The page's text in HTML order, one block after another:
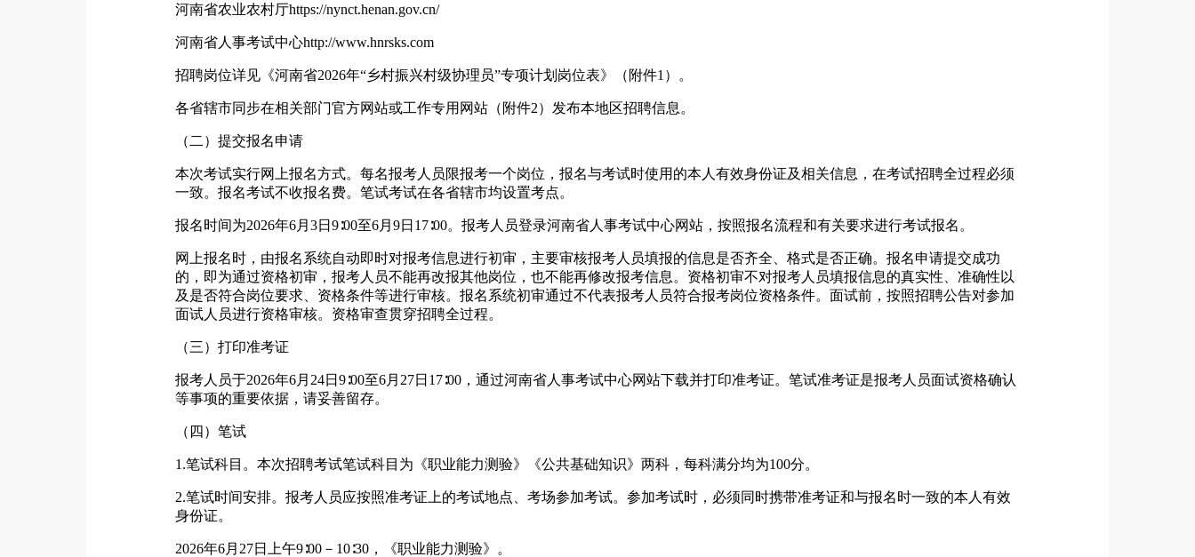
河南省农业农村厅https://nynct.henan.gov.cn/
河南省人事考试中心http://www.hnrsks.com
招聘岗位详见《河南省2026年“乡村振兴村级协理员”专项计划岗位表》（附件1）。
各省辖市同步在相关部门官方网站或工作专用网站（附件2）发布本地区招聘信息。
（二）提交报名申请
本次考试实行网上报名方式。每名报考人员限报考一个岗位，报名与考试时使用的本人有效身份证及相关信息，在考试招聘全过程必须
一致。报名考试不收报名费。笔试考试在各省辖市均设置考点。
报名时间为2026年6月3日9∶00至6月9日17∶00。报考人员登录河南省人事考试中心网站，按照报名流程和有关要求进行考试报名。
网上报名时，由报名系统自动即时对报考信息进行初审，主要审核报考人员填报的信息是否齐全、格式是否正确。报名申请提交成功
的，即为通过资格初审，报考人员不能再改报其他岗位，也不能再修改报考信息。资格初审不对报考人员填报信息的真实性、准确性以
及是否符合岗位要求、资格条件等进行审核。报名系统初审通过不代表报考人员符合报考岗位资格条件。面试前，按照招聘公告对参加
面试人员进行资格审核。资格审查贯穿招聘全过程。
（三）打印准考证
报考人员于2026年6月24日9∶00至6月27日17∶00，通过河南省人事考试中心网站下载并打印准考证。笔试准考证是报考人员面试资格确认
等事项的重要依据，请妥善留存。
（四）笔试
1.笔试科目。本次招聘考试笔试科目为《职业能力测验》《公共基础知识》两科，每科满分均为100分。
2.笔试时间安排。报考人员应按照准考证上的考试地点、考场参加考试。参加考试时，必须同时携带准考证和与报名时一致的本人有效
身份证。
2026年6月27日上午9∶00－10∶30，《职业能力测验》。